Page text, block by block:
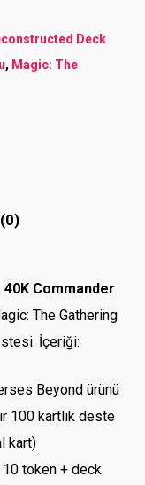
Deck
, Magic: The
Commander
The Gathering
İçeriği:
Beyond ürünü
100 kartlık deste
kart)
token + deck